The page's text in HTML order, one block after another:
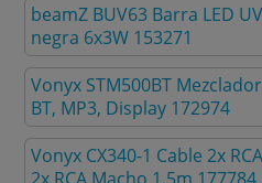
beamZ BUV63 Barra LED
negra 6x3W 153271
Vonyx STM500BT
BT, MP3, Display 172974
Vonyx CX340-1 Cable 2x
2x RCA Macho 1.5m 177784